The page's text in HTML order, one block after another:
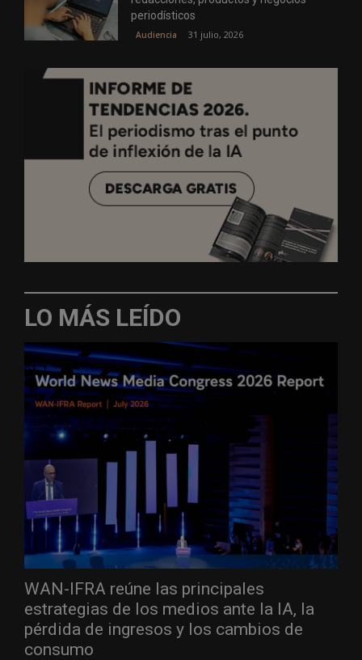
periodísticos
Audiencia 31 julio, 2026
LO MÁS LEÍDO
WAN-IFRA reúne las principales
estrategias de los medios ante la IA, la
pérdida de ingresos y los cambios de
consumo